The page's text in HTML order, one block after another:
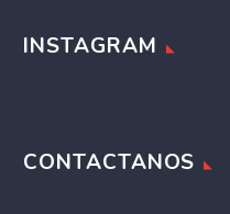
INSTAGRAM
CONTACTANOS